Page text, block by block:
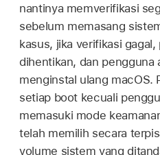
nantinya memverifikasi
sebelum memasang
kasus, jika verifikasi
dihentikan, dan pengguna
menginstal ulang macOS.
setiap boot kecuali
memasuki mode
telah memilih secara
volume sistem yang